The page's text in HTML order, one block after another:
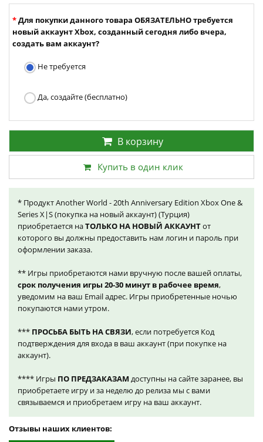
Для покупки данного товара ОБЯЗАТЕЛЬНО требуется
новый аккаунт Xbox, созданный сегодня либо вчера,
создать вам аккаунт?
Не требуется
Да, создайте (бесплатно)
В корзину
Купить в один клик
* Продукт Another World - 20th Anniversary Edition Xbox One &
Series X|S (покупка на новый аккаунт) (Турция)
приобретается наТОЛЬКО НА НОВЫЙ АККАУНТот
которого вы должны предоставить нам логин и пароль при
оформлении заказа.
** Игры приобретаются нами вручную после вашей оплаты,
срок получения игры 20-30 минут в рабочее время,
уведомим на ваш Email адрес. Игры приобретенные ночью
покупаются нами утром.
*** ПРОСЬБА БЫТЬ НА СВЯЗИ, если потребуется Код
подтверждения для входа в ваш аккаунт (при покупке на
аккаунт).
**** Игры ПО ПРЕДЗАКАЗАМ доступны на сайте заранее, вы
приобретаете игру и за неделю до релиза мы с вами
связываемся и приобретаем игру на ваш аккаунт.
Отзывы наших клиентов: